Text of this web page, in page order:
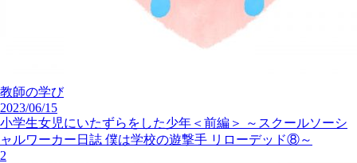
教師の学び
2023/06/15
小学生女児にいたずらをした少年＜前編＞ ～スクールソーシ
ャルワーカー日誌 僕は学校の遊撃手 リローデッド⑧～
2